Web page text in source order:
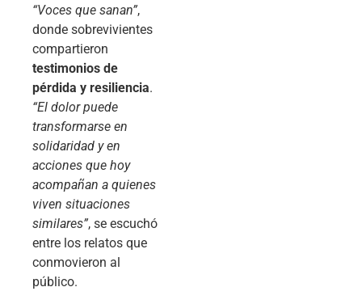
“Voces que sanan”,
donde sobrevivientes
compartieron
testimonios de
pérdida y resiliencia.
“El dolor puede
transformarse en
solidaridad y en
acciones que hoy
acompañan a quienes
viven situaciones
similares”, se escuchó
entre los relatos que
conmovieron al
público.